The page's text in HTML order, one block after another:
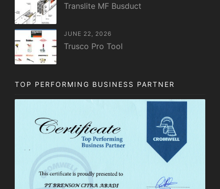
Translite MF Busduct
JUNE 22, 2026
Trusco Pro Tool
TOP PERFORMING BUSINESS PARTNER